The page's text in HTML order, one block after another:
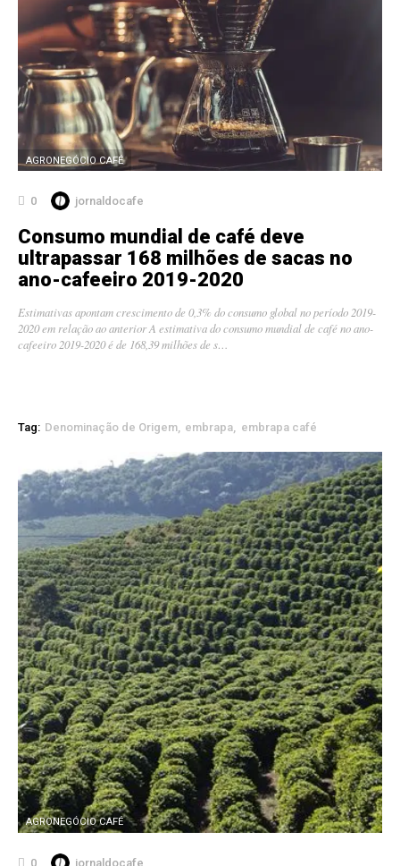
AGRONEGÓCIO CAFÉ
0 jornaldocafe
Consumo mundial de café deve
ultrapassar 168 milhões de sacas no
ano-cafeeiro 2019-2020
Estimativas apontam crescimento de 0,3% do consumo global no período 2019-
2020 em relação ao anterior A estimativa do consumo mundial de café no ano-
cafeeiro 2019-2020 é de 168,39 milhões de s…
Tag: Denominação de Origem embrapa embrapa café
AGRONEGÓCIO CAFÉ
0 jornaldocafe